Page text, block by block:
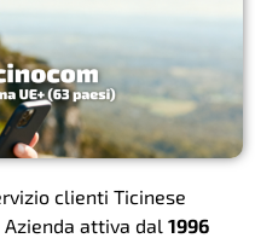
clienti Ticinese
Azienda attiva dal 1996